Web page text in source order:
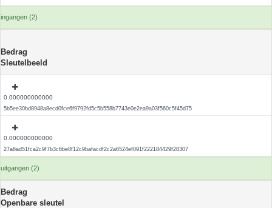
ingangen (2)
Bedrag
Sleutelbeeld
0.000000000000
5b5ee30bd8948a8ecd0fce6f9792fd5c5b558b7743e0e2ea9a03f560c5f45d75
0.000000000000
27a6ad51fca2c9f7b3c6be8f12c9bafacdf2c2a6524ef091f222184429f28307
uitgangen (2)
Bedrag
Openbare sleutel